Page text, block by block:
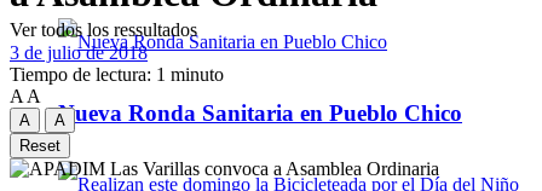
Nueva Ronda Sanitaria en Pueblo Chico
Ver todos los ressultados
3 de julio de 2018
Tiempo de lectura: 1 minuto
A A
A
A
Reset